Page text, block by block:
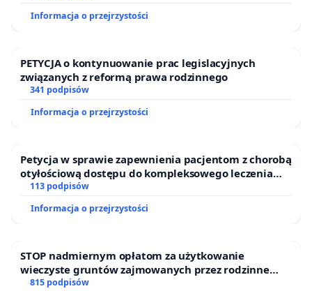
Informacja o przejrzystości
PETYCJA o kontynuowanie prac legislacyjnych
związanych z reformą prawa rodzinnego
341 podpisów
Informacja o przejrzystości
Petycja w sprawie zapewnienia pacjentom z chorobą
otyłościową dostępu do kompleksowego leczenia
oraz programów profilaktycznych.
113 podpisów
Informacja o przejrzystości
STOP nadmiernym opłatom za użytkowanie
wieczyste gruntów zajmowanych przez rodzinne
ogrody działkowe.
815 podpisów